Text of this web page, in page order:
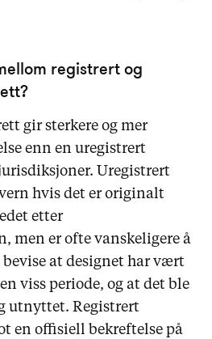
registrert og
gir sterkere og mer
enn en uregistrert
Uregistrert
hvis det er originalt
etter
men er ofte vanskeligere å
bevise at designet har vært
viss periode, og at det ble
utnyttet. Registrert
en offisiell bekreftelse på